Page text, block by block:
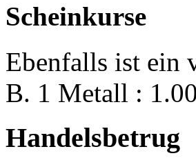
Scheinkurse
Ebenfalls ist ein
B. 1 Metall :
Handelsbetrug